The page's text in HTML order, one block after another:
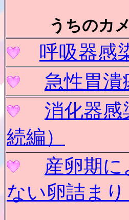
うちのカ
呼吸器感
急性胃
消化器感
続編）
産卵期
ない卵詰ま